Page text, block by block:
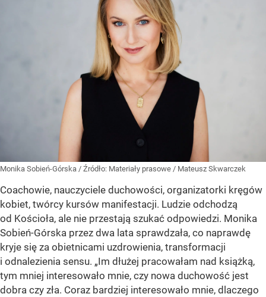
Monika Sobień-Górska / Źródło: Materiały prasowe / Mateusz Skwarczek
Coachowie, nauczyciele duchowości, organizatorki kręgów
kobiet, twórcy kursów manifestacji. Ludzie odchodzą
od Kościoła, ale nie przestają szukać odpowiedzi. Monika
Sobień-Górska przez dwa lata sprawdzała, co naprawdę
kryje się za obietnicami uzdrowienia, transformacji
i odnalezienia sensu. „Im dłużej pracowałam nad książką,
tym mniej interesowało mnie, czy nowa duchowość jest
dobra czy zła. Coraz bardziej interesowało mnie, dlaczego